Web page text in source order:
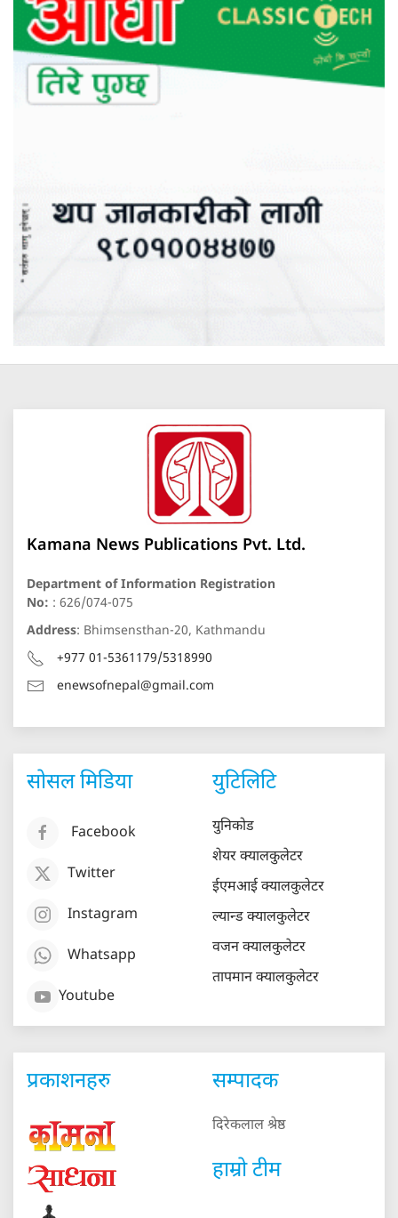
Kamana News Publications Pvt. Ltd.
Department of Information Registration
No: : 626/074-075
Address: Bhimsensthan-20, Kathmandu
+977 01-5361179/5318990
enewsofnepal@gmail.com
सोसल मिडिया
Facebook
Twitter
Instagram
Whatsapp
Youtube
युटिलिटि
युनिकोड
शेयर क्यालकुलेटर
ईएमआई क्यालकुलेटर
ल्यान्ड क्यालकुलेटर
वजन क्यालकुलेटर
तापमान क्यालकुलेटर
प्रकाशनहरु सम्पादक
दिरेकलाल श्रेष्ठ
हाम्रो टीम